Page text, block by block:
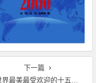
下一篇
最美最受欢迎的十五大海滩排行榜